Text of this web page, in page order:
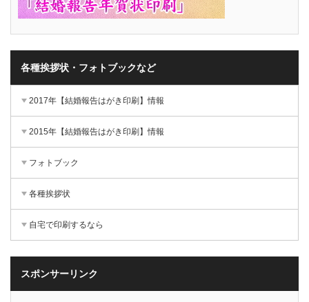
各種挨拶状・フォトブックなど
2017年【結婚報告はがき印刷】情報
2015年【結婚報告はがき印刷】情報
フォトブック
各種挨拶状
自宅で印刷するなら
スポンサーリンク